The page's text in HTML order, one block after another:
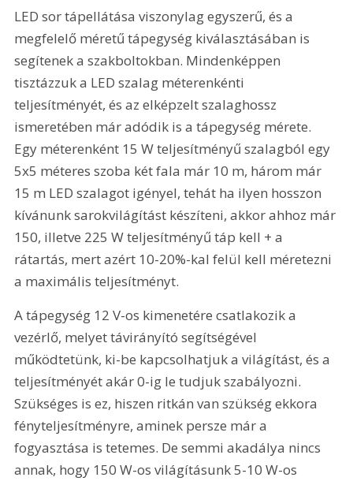
LED sor tápellátása viszonylag egyszerű, és a
megfelelő méretű tápegység kiválasztásában is
segítenek a szakboltokban. Mindenképpen
tisztázzuk a LED szalag méterenkénti
teljesítményét, és az elképzelt szalaghossz
ismeretében már adódik is a tápegység mérete.
Egy méterenként 15 W teljesítményű szalagból egy
5x5 méteres szoba két fala már 10 m, három már
15 m LED szalagot igényel, tehát ha ilyen hosszon
kívánunk sarokvilágítást készíteni, akkor ahhoz már
150, illetve 225 W teljesítményű táp kell + a
rátartás, mert azért 10-20%-kal felül kell méretezni
a maximális teljesítményt.
A tápegység 12 V-os kimenetére csatlakozik a
vezérlő, melyet távirányító segítségével
működtetünk, ki-be kapcsolhatjuk a világítást, és a
teljesítményét akár 0-ig le tudjuk szabályozni.
Szükséges is ez, hiszen ritkán van szükség ekkora
fényteljesítményre, aminek persze már a
fogyasztása is tetemes. De semmi akadálya nincs
annak, hogy 150 W-os világításunk 5-10 W-os